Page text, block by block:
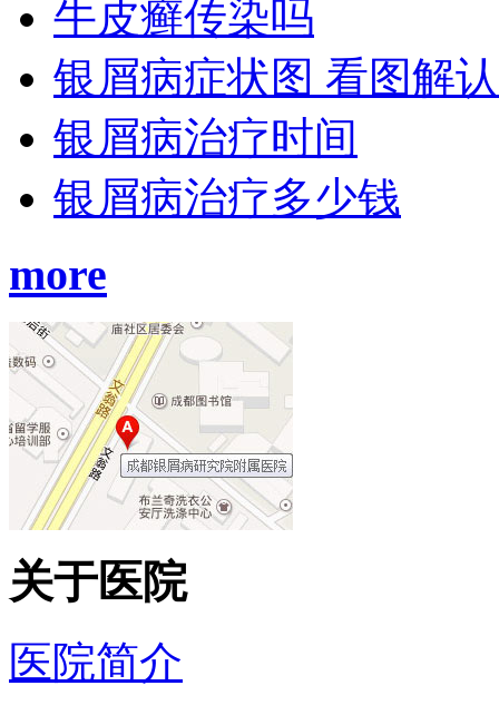
牛皮癣传染吗
银屑病症状图 看图解
银屑病治疗时间
银屑病治疗多少钱
more
关于医院
医院简介